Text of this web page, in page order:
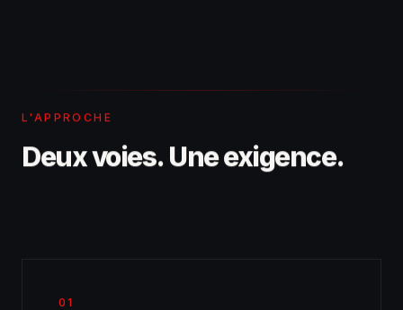
L'APPROCHE
Deux voies. Une exigence.
01